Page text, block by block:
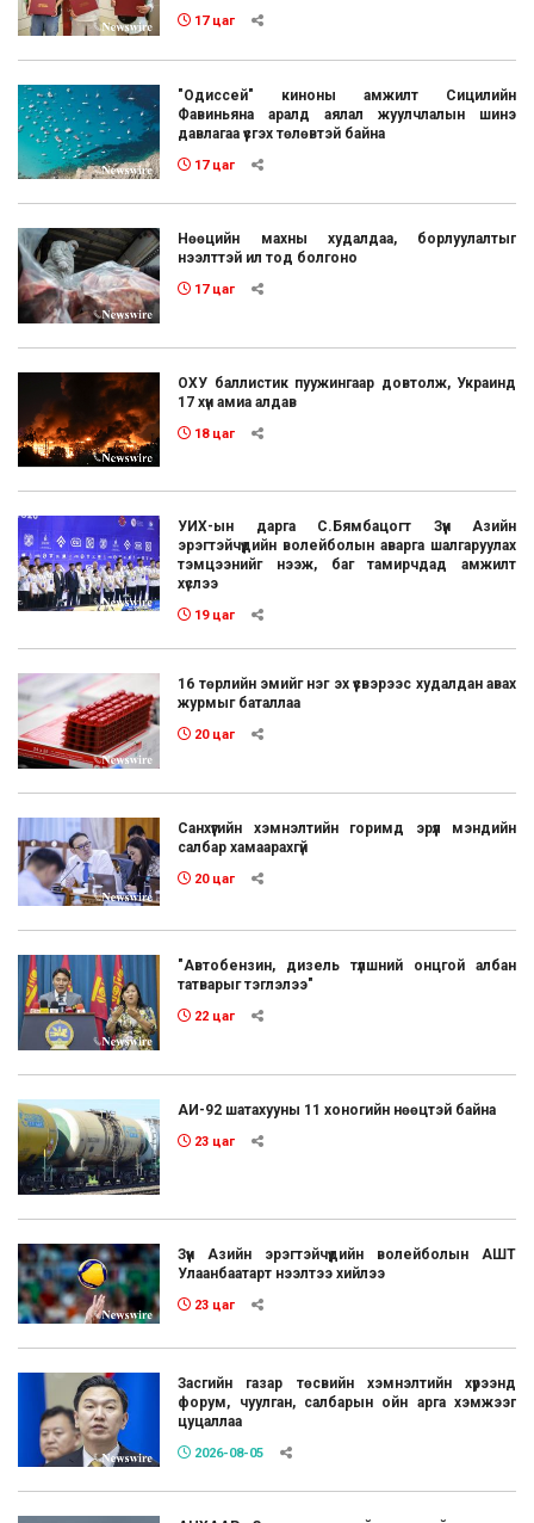
17 цаг
"Одиссей" киноны амжилт Сицилийн
Фавиньяна аралд аялал жуулчлалын шинэ
давлагаа үүсгэх төлөвтэй байна
17 цаг
Нөөцийн махны худалдаа, борлуулалтыг
нээлттэй ил тод болгоно
17 цаг
ОХУ баллистик пуужингаар довтолж, Украинд
17 хүн амиа алдав
18 цаг
УИХ-ын дарга С.Бямбацогт Зүүн Азийн
эрэгтэйчүүдийн волейболын аварга шалгаруулах
тэмцээнийг нээж, баг тамирчдад амжилт
хүслээ
19 цаг
16 төрлийн эмийг нэг эх үүсвэрээс худалдан авах
журмыг баталлаа
20 цаг
Санхүүгийн хэмнэлтийн горимд эрүүл мэндийн
салбар хамаарахгүй
20 цаг
"Автобензин, дизель түлшний онцгой албан
татварыг тэглэлээ"
22 цаг
АИ-92 шатахууны 11 хоногийн нөөцтэй байна
23 цаг
Зүүн Азийн эрэгтэйчүүдийн волейболын АШТ
Улаанбаатарт нээлтээ хийлээ
23 цаг
Засгийн газар төсвийн хэмнэлтийн хүрээнд
форум, чуулган, салбарын ойн арга хэмжээг
цуцаллаа
2026-08-05